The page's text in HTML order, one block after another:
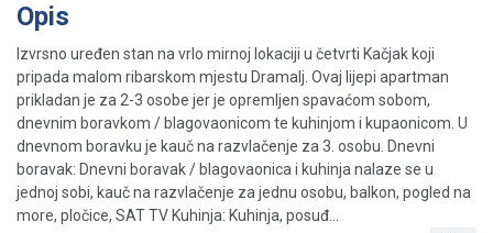
Opis
Izvrsno uređen stan na vrlo mirnoj lokaciji u četvrti Kačjak koji
pripada malom ribarskom mjestu Dramalj. Ovaj lijepi apartman
prikladan je za 2-3 osobe jer je opremljen spavaćom sobom,
dnevnim boravkom / blagovaonicom te kuhinjom i kupaonicom. U
dnevnom boravku je kauč na razvlačenje za 3. osobu. Dnevni
boravak: Dnevni boravak / blagovaonica i kuhinja nalaze se u
jednoj sobi, kauč na razvlačenje za jednu osobu, balkon, pogled na
more, pločice, SAT TV Kuhinja: Kuhinja, posuđ...